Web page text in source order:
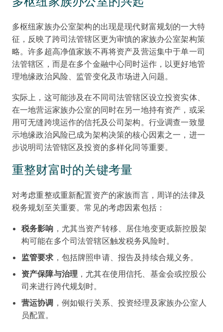
多枢纽家族办公室架构的出现是现代财富规划的一大特
征，反映了跨司法管辖区更为审慎的家族办公室架构策
略。许多超高净值家族不再将资产及营运集中于单一司
法管辖区，而是在多个金融中心同时运作，以更好地管
理地缘政治风险、监管变化及市场进入问题。
实际上，这可能涉及在不同司法管辖区设立投资实体、
在一地营运家族办公室的同时在另一地持有资产，或采
用可无缝跨境运作的信托及公司架构。行业调查一致显
示地缘政治风险已成为架构决策的核心因素之一，进一
步说明司法管辖区及投资的多样化同等重要。
重整财富时的关键考量
对考虑重整或重新配置资产的家族而言，周详的法律及
税务规划至关重要。常见的考虑因素包括：
税务影响 ，尤其当资产转移、居住地变更或新控股架
构可能在多个司法管辖区触发税务风险时。
监管要求 ，包括牌照申请、报告及持续合规义务。
资产保障与治理 ，尤其在使用信托、基金会或控股公
司来进行跨代规划时。
营运协调 ，例如银行关系、投资经理及家族办公室人
员配置。